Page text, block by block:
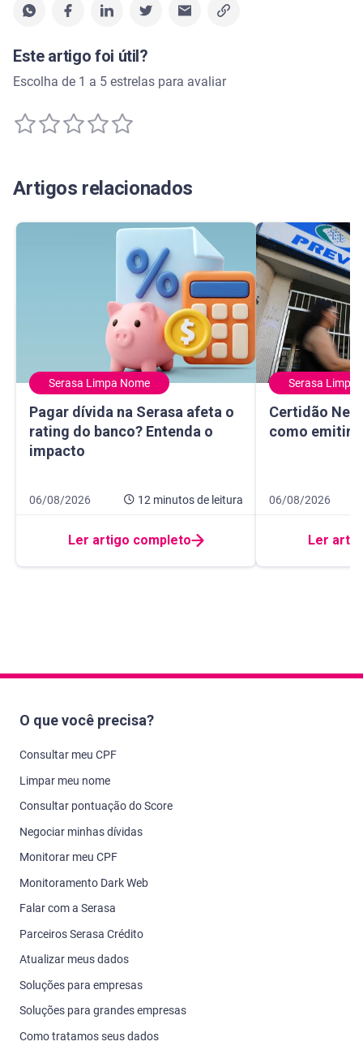
Este artigo foi útil?
Escolha de 1 a 5 estrelas para avaliar
Artigos relacionados
Serasa Limpa Nome
Pagar dívida na Serasa afeta o
rating do banco? Entenda o
impacto
Pagar dívida na Serasa afeta o rating do banco? Entenda
Data de publicação 6 de agosto de 2026
06/08/2026 12 minutosde leitura
12 minutos de leitura
Ler artigo completo
Serasa Limpa
Certidão
como emitir
Certidão
Data de
06/08/2026
8 minutos de
Ler
O que você precisa?
Consultar meu CPF
Limpar meu nome
Consultar pontuação do Score
Negociar minhas dívidas
Monitorar meu CPF
Monitoramento Dark Web
Falar com a Serasa
Parceiros Serasa Crédito
Atualizar meus dados
Soluções para empresas
Soluções para grandes empresas
Como tratamos seus dados